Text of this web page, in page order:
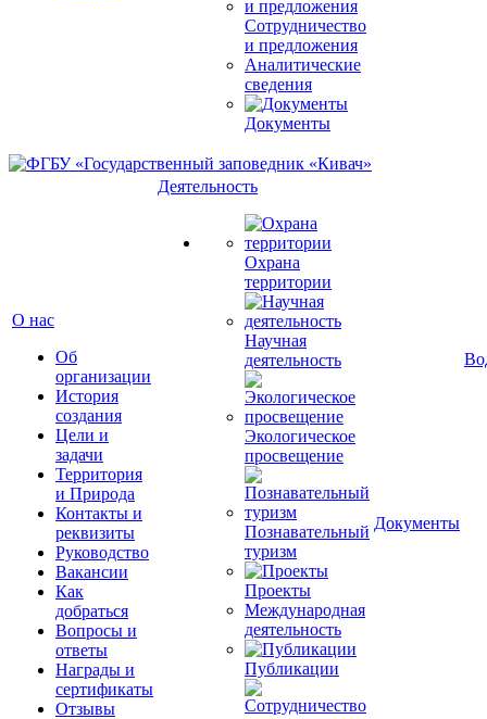
Сотрудничество
и предложения
Аналитические
сведения
Документы
О нас
Об
организации
История
создания
Цели и
задачи
Территория
и Природа
Контакты и
реквизиты
Руководство
Вакансии
Как
добраться
Вопросы и
ответы
Награды и
сертификаты
Отзывы
Деятельность
Охрана
территории
Научная
деятельность
Экологическое
просвещение
Познавательный
туризм
Проекты
Международная
деятельность
Публикации
Документы